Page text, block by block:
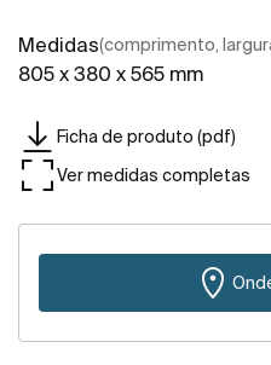
Medidas(comprimento,
805 x 380 x 565 mm
Ficha de produto (pdf)
Ver medidas completas